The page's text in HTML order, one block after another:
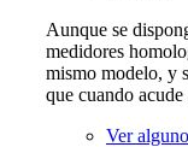
Aunque se
medidores
mismo modelo, y
que cuando
Ver